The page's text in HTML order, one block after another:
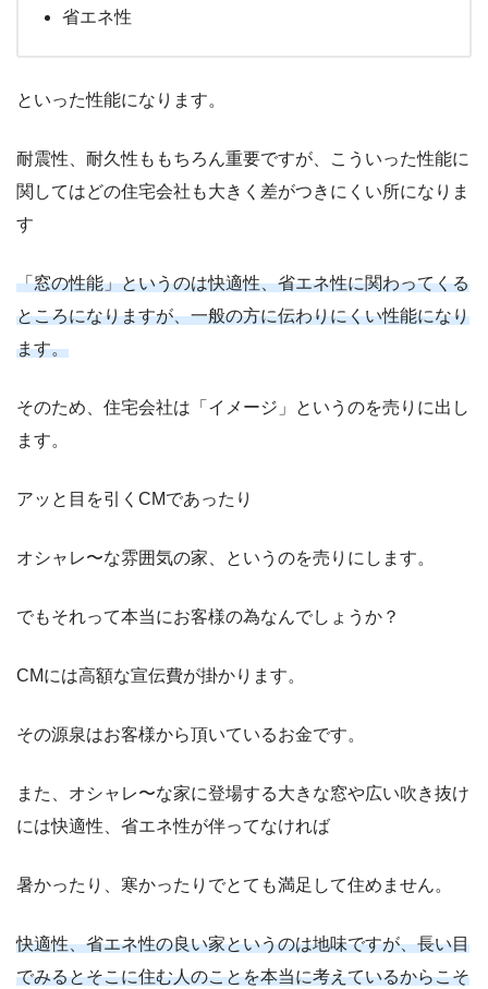
省エネ性
といった性能になります。
耐震性、耐久性ももちろん重要ですが、こういった性能に
関してはどの住宅会社も大きく差がつきにくい所になりま
す
「窓の性能」というのは快適性、省エネ性に関わってくる
ところになりますが、一般の方に伝わりにくい性能になり
ます。
そのため、住宅会社は「イメージ」というのを売りに出し
ます。
アッと目を引くCMであったり
オシャレ〜な雰囲気の家、というのを売りにします。
でもそれって本当にお客様の為なんでしょうか？
CMには高額な宣伝費が掛かります。
その源泉はお客様から頂いているお金です。
また、オシャレ〜な家に登場する大きな窓や広い吹き抜け
には快適性、省エネ性が伴ってなければ
暑かったり、寒かったりでとても満足して住めません。
快適性、省エネ性の良い家というのは地味ですが、長い目
でみるとそこに住む人のことを本当に考えているからこそ